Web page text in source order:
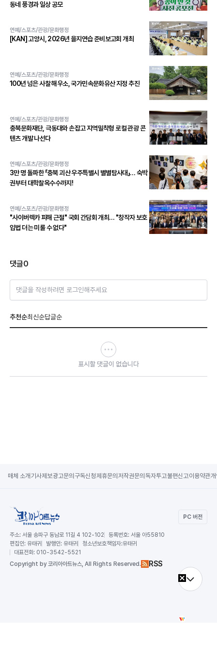
동네 풍경과 일상 공모
연예/스포츠/관광/문화행정
[KAN] 고양시, 2026년 을지연습 준비보고회 개최
연예/스포츠/관광/문화행정
100년 넘은 사찰 해우소, 국가민속문화유산 지정 추진
연예/스포츠/관광/문화행정
충북문화재단, 극동대와 손잡고 지역밀착형 로컬 관광 콘
텐츠 개발 나선다
연예/스포츠/관광/문화행정
3만 명 돌파한 「충북 괴산 우주특별시 별별탐사대」… 숙박
권부터 대학찰옥수수까지!
연예/스포츠/관광/문화행정
"사이버렉카 피해 근절" 국회 간담회 개최… "창작자 보호
입법 더는 미룰 수 없다"
댓글0
댓글을 작성하려면 로그인해주세요
추천순최신순답글순
표시할 댓글이 없습니다
매체 소개 기사제보광고문의 구독신청제휴문의 저작권문의 독자투고불편신고이용약관
PC 버전
주소: 서울 송파구 동남로 11길 4 102-102 등록번호: 서울 아55810
편집인: 유태귀 발행인: 유태귀 청소년보호책임자:유태귀
대표전화: 010-3542-5521
Copyright by 코리아아트뉴스, All Rights Reserved. RSS